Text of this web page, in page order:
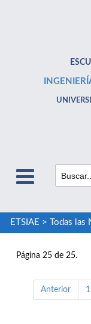
ETSIAE > Todas las
Página 25 de 25.
Anterior 1